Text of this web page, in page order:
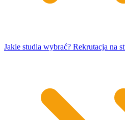
Jakie studia wybrać? Rekrutacja na